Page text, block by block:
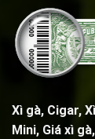
Xì gà, Cigar,
Mini, Giá xì gà,